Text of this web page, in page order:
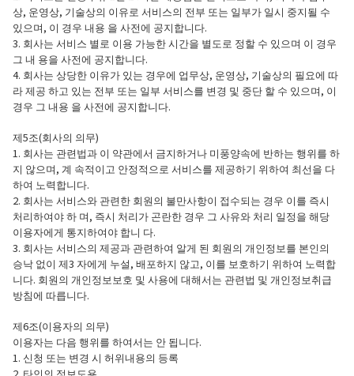
상, 운영상, 기술상의 이유로 서비스의 전부 또는 일부가 일시 중지될 수
있으며, 이 경우 내용 을 사전에 공지합니다.
3. 회사는 서비스 별로 이용 가능한 시간을 별도로 정할 수 있으며 이 경우
그 내 용을 사전에 공지합니다.
4. 회사는 상당한 이유가 있는 경우에 업무상, 운영상, 기술상의 필요에 따
라 제공 하고 있는 전부 또는 일부 서비스를 변경 및 중단 할 수 있으며, 이
경우 그 내용 을 사전에 공지합니다.
제5조(회사의 의무)
1. 회사는 관련법과 이 약관에서 금지하거나 미풍양속에 반하는 행위를 하
지 않으며, 계 속적이고 안정적으로 서비스를 제공하기 위하여 최선을 다
하여 노력합니다.
2. 회사는 서비스와 관련한 회원의 불만사항이 접수되는 경우 이를 즉시
처리하여야 하 며, 즉시 처리가 곤란한 경우 그 사유와 처리 일정을 해당
이용자에게 통지하여야 합니 다.
3. 회사는 서비스의 제공과 관련하여 알게 된 회원의 개인정보를 본인의
승낙 없이 제3 자에게 누설, 배포하지 않고, 이를 보호하기 위하여 노력합
니다. 회원의 개인정보보호 및 사용에 대해서는 관련법 및 개인정보취급
방침에 따릅니다.
제6조(이용자의 의무)
이용자는 다음 행위를 하여서는 안 됩니다.
1. 신청 또는 변경 시 허위내용의 등록